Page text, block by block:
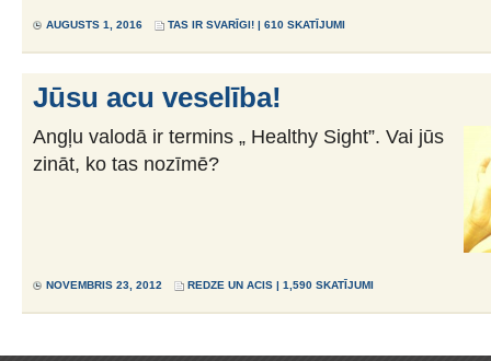
AUGUSTS 1, 2016 TAS IR SVARĪGI! | 610 SKATĪJUMI
Jūsu acu veselība!
Angļu valodā ir termins „ Healthy Sight”. Vai jūs
zināt, ko tas nozīmē?
NOVEMBRIS 23, 2012 REDZE UN ACIS | 1,590 SKATĪJUMI